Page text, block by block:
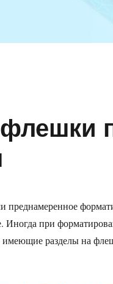
преднамеренное
Иногда при
разделы на